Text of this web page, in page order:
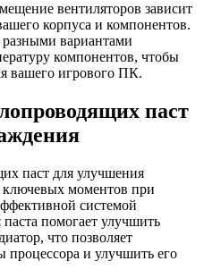
вентиляторов зависит
корпуса и компонентов.
вариантами
компонентов, чтобы
вашего игрового ПК.
паст
паст для улучшения
ключевых моментов при
системой
помогает улучшить
что позволяет
процессора и улучшить его